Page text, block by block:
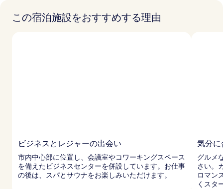
この宿泊施設をおすすめする理由
ビジネスとレジャーの出会い
市内中心部に位置し、会議室やコワーキングスペース
を備えたビジネスセンターを併設しています。お仕事
の後は、スパとサウナをお楽しみいただけます。
気分に
グルメ
さい。
ロマン
くスタ